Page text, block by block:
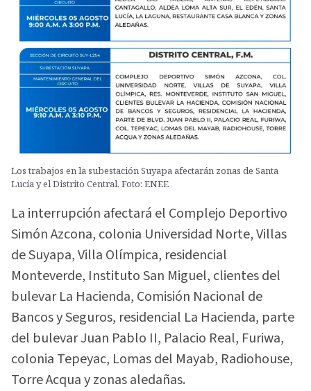
Los trabajos en la subestación Suyapa afectarán zonas de Santa
Lucía y el Distrito Central. Foto: ENEE
La interrupción afectará el Complejo Deportivo
Simón Azcona, colonia Universidad Norte, Villas
de Suyapa, Villa Olímpica, residencial
Monteverde, Instituto San Miguel, clientes del
bulevar La Hacienda, Comisión Nacional de
Bancos y Seguros, residencial La Hacienda, parte
del bulevar Juan Pablo II, Palacio Real, Furiwa,
colonia Tepeyac, Lomas del Mayab, Radiohouse,
Torre Acqua y zonas aledañas.